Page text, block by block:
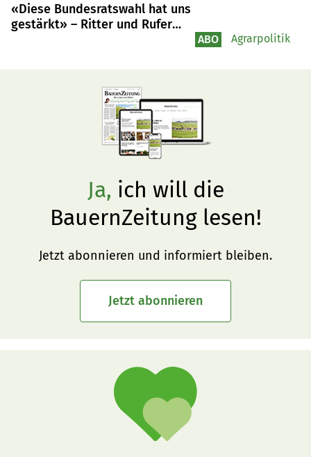
«Diese Bundesratswahl hat uns
gestärkt» – Ritter und Rufer
ABO Agrarpolitik
Ja, ich will die
BauernZeitung lesen!
Jetzt abonnieren und informiert bleiben.
Jetzt abonnieren